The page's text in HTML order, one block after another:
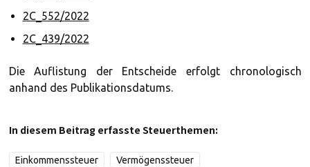
2C_552/2022
2C_439/2022
Die Auflistung der Entscheide erfolgt chronologisch
anhand des Publikationsdatums.
In diesem Beitrag erfasste Steuerthemen:
Einkommenssteuer Vermögenssteuer